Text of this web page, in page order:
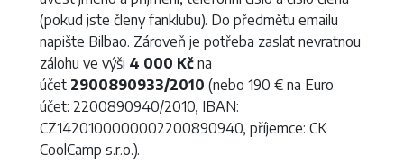
(pokud jste členy fanklubu). Do předmětu emailu
napište Bilbao. Zároveň je potřeba zaslat nevratnou
zálohu ve výši 4 000 Kč na
účet 2900890933/2010 (nebo 190 € na Euro
účet: 2200890940/2010, IBAN:
CZ1420100000002200890940, příjemce: CK
CoolCamp s.r.o.).